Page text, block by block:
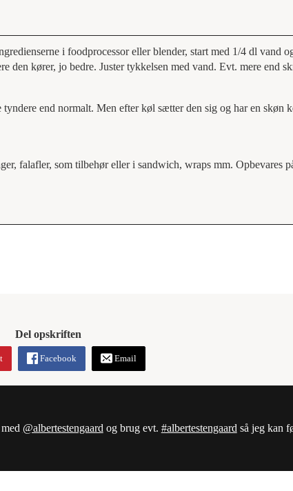
i foodprocessor eller blender, start med 1/4 dl vand
den kører, jo bedre. Juster tykkelsen med vand. Evt. mere end
end normalt. Men efter køl sætter den sig og har en skøn
falafler, som tilbehør eller i sandwich, wraps mm. Opbevares
Del opskriften
Facebook Email
@albertestengaard og brug evt. #albertestengaard så jeg kan